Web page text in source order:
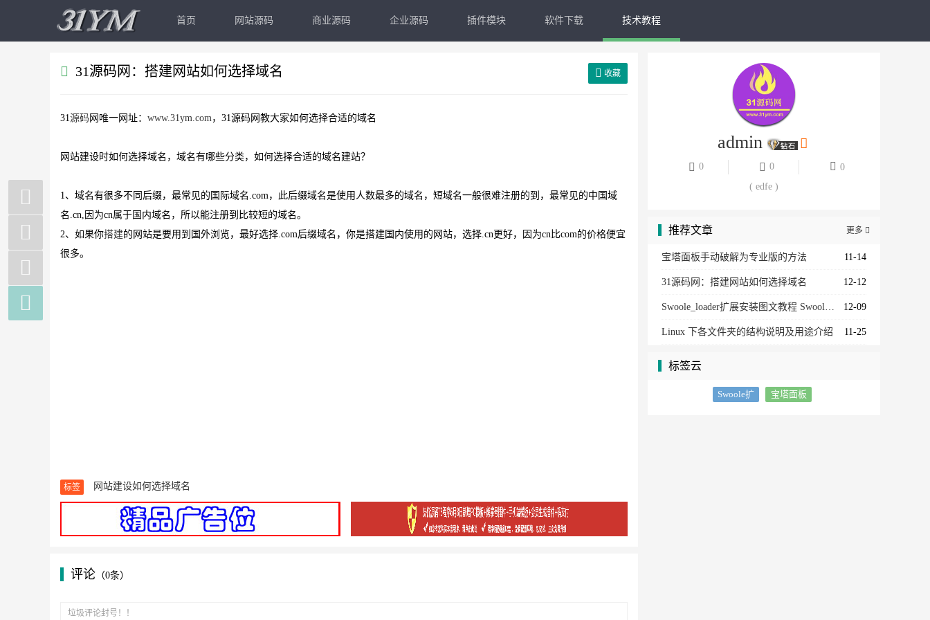
首页 网站源码 商业源码 企业源码 插件模块 软件下载 技术教程
31源码网：搭建网站如何选择域名 收藏
31源码网唯一网址： www.31ym.com，31源码网教大家如何选择合适的域名
网站建设时如何选择域名，域名有哪些分类，如何选择合适的域名建站？
1、域名有很多不同后缀，最常见的国际域名.com，此后缀域名是使用人数最多的域名，短域名一般很难注册的到，最常见的中国域
名.cn,因为cn属于国内域名，所以能注册到比较短的域名。
2、如果你搭建的网站是要用到国外浏览，最好选择.com后缀域名，你是搭建国内使用的网站，选择.cn更好，因为cn比com的价格便宜
很多。
标签 网站建设如何选择域名
评论 （0条）
admin
0 0
0
( edfe )
更多 
推荐文章
11-14
宝塔面板手动破解为专业版的方法
12-12
31源码网：搭建网站如何选择域名
12-09
Swoole_loader扩展安装图文教程 Swoole扩展文件下载
11-25
Linux 下各文件夹的结构说明及用途介绍
标签云
Swoole扩
宝塔面板
